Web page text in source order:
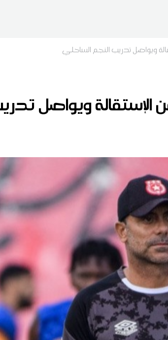
ويواصل تدريب النجم الساحلي
ويواصل